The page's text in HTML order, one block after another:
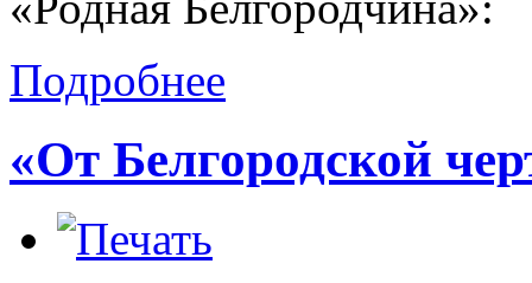
Подробнее
«От Белгородской